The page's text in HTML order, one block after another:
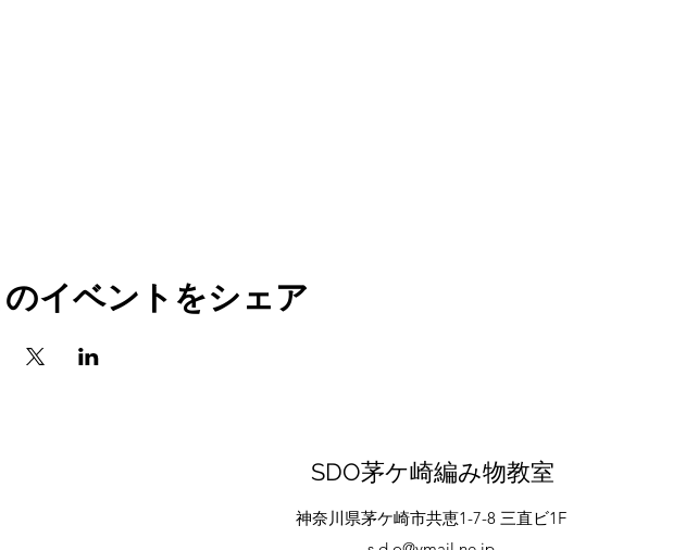
のイベントをシェア
SDO茅ケ崎編み物教室
神奈川県茅ケ崎市共恵1-7-8 三直ビ1F